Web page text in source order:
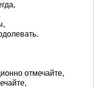
отмечайте,